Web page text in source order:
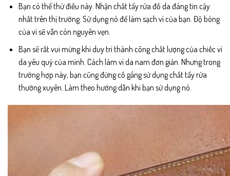
Bạn có thể thử điều này. Nhận chất tẩy rửa đồ da đáng tin cậy
nhất trên thị trường. Sử dụng nó để làm sạch ví của bạn. Độ bóng
của ví sẽ vẫn còn nguyên vẹn.
Bạn sẽ rất vui mừng khi duy trì thành công chất lượng của chiếc ví
da yêu quý của mình. Cách làm ví da nam đơn giản. Nhưng trong
trường hợp này, bạn cũng đừng cố gắng sử dụng chất tẩy rửa
thường xuyên. Làm theo hướng dẫn khi bạn sử dụng nó.